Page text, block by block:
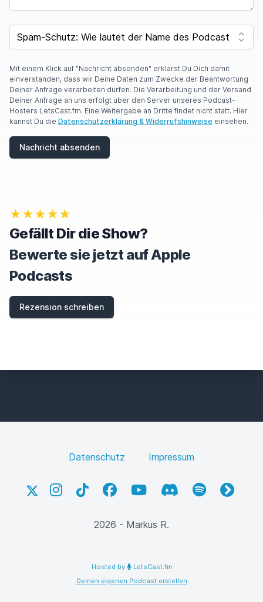
SPAM CAPTCHA
Mit einem Klick auf "Nachricht absenden" erklärst Du Dich damit
einverstanden, dass wir Deine Daten zum Zwecke der Beantwortung
Deiner Anfrage verarbeiten dürfen. Die Verarbeitung und der Versand
Deiner Anfrage an uns erfolgt über den Server unseres Podcast-
Hosters LetsCast.fm. Eine Weitergabe an Dritte findet nicht statt. Hier
kannst Du die Datenschutzerklärung & Widerrufshinweise einsehen.
Nachricht absenden
★★★★★
Gefällt Dir die Show?
Bewerte sie jetzt auf Apple
Podcasts
Rezension schreiben
Datenschutz Impressum
X InstagramTikTokFacebookYouTubeDiscordSpotifyfyyd
2026 - Markus R.
Hosted by
LetsCast.fm
Deinen eigenen Podcast erstellen